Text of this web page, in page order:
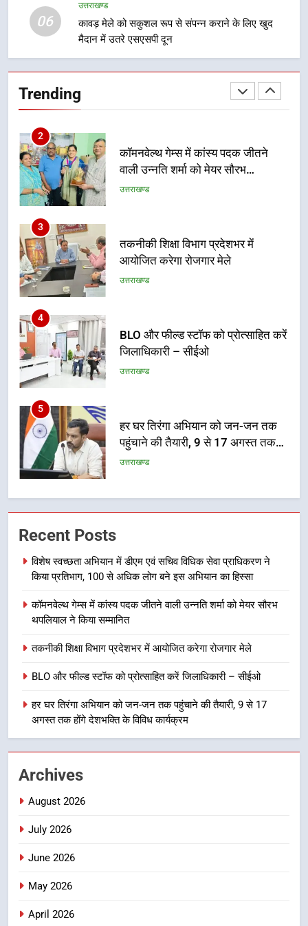
06
उत्तराखण्ड
कावड़ मेले को सकुशल रूप से संपन्न कराने के लिए खुद
मैदान में उतरे एसएसपी दून
Trending
प्रतिभा का प्रदर्शन
1
विशेष स्वच्छता अभियान में डीएम एवं सचिव
विधिक सेवा प्राधिकरण ने किया प्रतिभाग,
100 से अधिक लोग बने इस अभियान का
2
कॉमनवेल्थ गेम्स में कांस्य पदक जीतने
वाली उन्नति शर्मा को मेयर सौरभ
उत्तराखण्ड
3
तकनीकी शिक्षा विभाग प्रदेशभर में
आयोजित करेगा रोजगार मेले
उत्तराखण्ड
4
BLO और फील्ड स्टॉफ को प्रोत्साहित करें
जिलाधिकारी – सीईओ
उत्तराखण्ड
5
हर घर तिरंगा अभियान को जन-जन तक
पहुंचाने की तैयारी, 9 से 17 अगस्त तक
होंगे देशभक्ति के विविध कार्यक्रम
उत्तराखण्ड
कावड़ मेले को सकुशल रूप से संपन्न कराने
मुख्यमंत्री ने तीलू रौतेली एवं आंगनबाड़ी
कार्यकत्री पुरस्कार से मातृशक्ति को किया
उत्तराखण्ड
8
मुख्यमंत्री चौम्पियनशिप ट्रॉफी का मंच,
न्याय पंचायत से राज्य स्तर तक होगा
2
Recent Posts
विशेष स्वच्छता अभियान में डीएम एवं सचिव विधिक सेवा प्राधिकरण ने
किया प्रतिभाग, 100 से अधिक लोग बने इस अभियान का हिस्सा
कॉमनवेल्थ गेम्स में कांस्य पदक जीतने वाली उन्नति शर्मा को मेयर सौरभ
थपलियाल ने किया सम्मानित
तकनीकी शिक्षा विभाग प्रदेशभर में आयोजित करेगा रोजगार मेले
BLO और फील्ड स्टॉफ को प्रोत्साहित करें जिलाधिकारी – सीईओ
हर घर तिरंगा अभियान को जन-जन तक पहुंचाने की तैयारी, 9 से 17
अगस्त तक होंगे देशभक्ति के विविध कार्यक्रम
Archives
August 2026
July 2026
June 2026
May 2026
April 2026